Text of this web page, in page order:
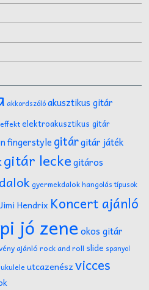
akkordszólóakusztikus gitár
effektelektroakusztikus gitár
fingerstyle gitárgitár játék
gitár leckegitáros
gyermekdalokhangolás típusok
Jimi Hendrix Koncert ajánló
jó zene okos gitár
ajánlórock and roll slide spanyol
ukulele utcazenészvicces